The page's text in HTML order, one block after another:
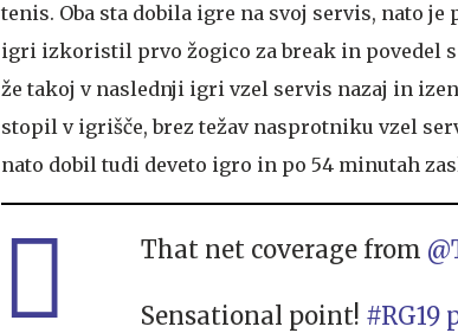
tenis. Oba sta dobila igre na svoj servis, nato
igri izkoristil prvo žogico za break in povedel
že takoj v naslednji igri vzel servis nazaj in
stopil v igrišče, brez težav nasprotniku vzel
nato dobil tudi deveto igro in po 54 minutah
That net coverage from
Sensational point! #RG19